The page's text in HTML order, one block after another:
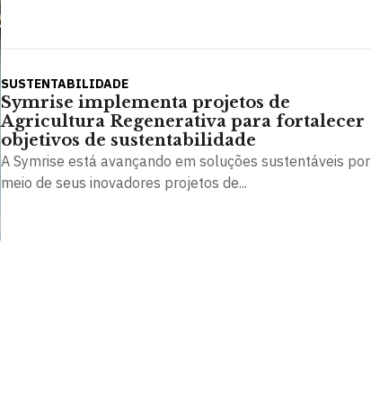
SUSTENTABILIDADE
Symrise implementa projetos de
Agricultura Regenerativa para fortalecer
objetivos de sustentabilidade
A Symrise está avançando em soluções sustentáveis por
meio de seus inovadores projetos de...